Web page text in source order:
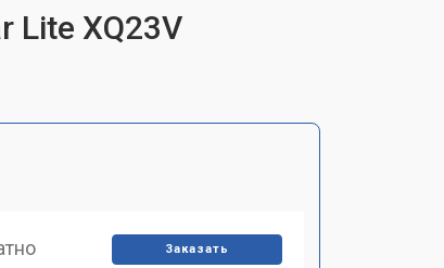
Lite XQ23V
Заказать